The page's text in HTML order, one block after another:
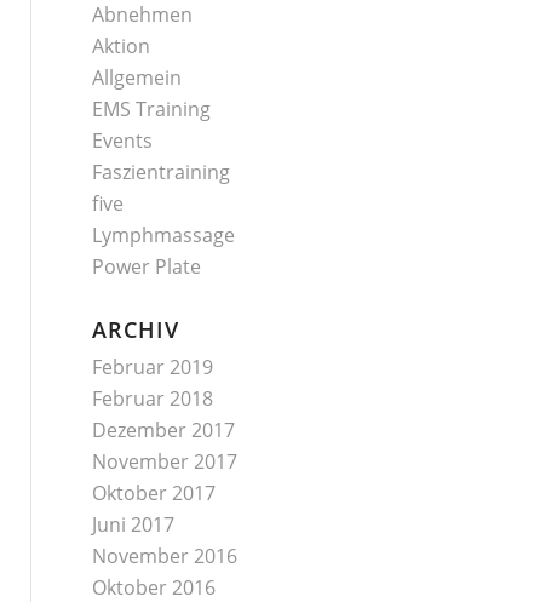
Abnehmen
Aktion
Allgemein
EMS Training
Events
Faszientraining
five
Lymphmassage
Power Plate
ARCHIV
Februar 2019
Februar 2018
Dezember 2017
November 2017
Oktober 2017
Juni 2017
November 2016
Oktober 2016